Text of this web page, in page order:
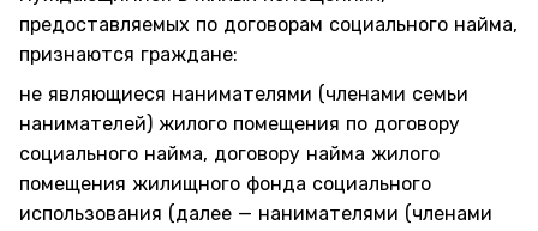
предоставляемых по договорам социального найма,
признаются граждане:
не являющиеся нанимателями (членами семьи
нанимателей) жилого помещения по договору
социального найма, договору найма жилого
помещения жилищного фонда социального
использования (далее — нанимателями (членами